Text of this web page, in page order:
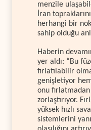
menzile
İran
herhangi bir
sahip olduğu
Haberin
yer aldı: “Bu
fırlatılabilir
genişletiyor
onu
zorlaştırıyor.
yüksek hızlı
sistemlerini